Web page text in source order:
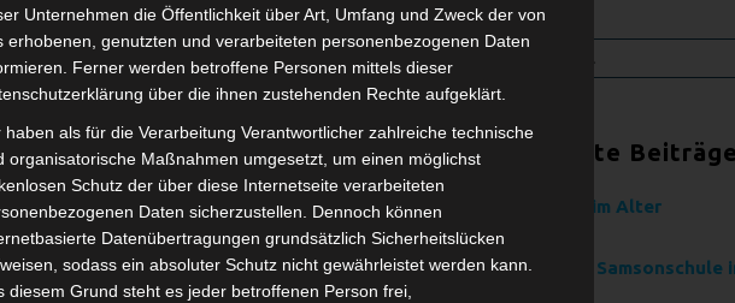
und
wurde im 18. Jahrhundert errichtet.
Suchen
Neueste Beiträge
Wohnen im Alter
Die neue
Unternehmen die Öffentlichkeit über Art, Umfang und Zweck der von
erhobenen, genutzten und verarbeiteten personenbezogenen Daten
Ferner werden betroffene Personen mittels dieser
über die ihnen zustehenden Rechte aufgeklärt.
haben als für die Verarbeitung Verantwortlicher zahlreiche technische
organisatorische Maßnahmen umgesetzt, um einen möglichst
Schutz der über diese Internetseite verarbeiteten
Daten sicherzustellen. Dennoch können
Datenübertragungen grundsätzlich Sicherheitslücken
sodass ein absoluter Schutz nicht gewährleistet werden kann.
diesem Grund steht es jeder betroffenen Person frei,